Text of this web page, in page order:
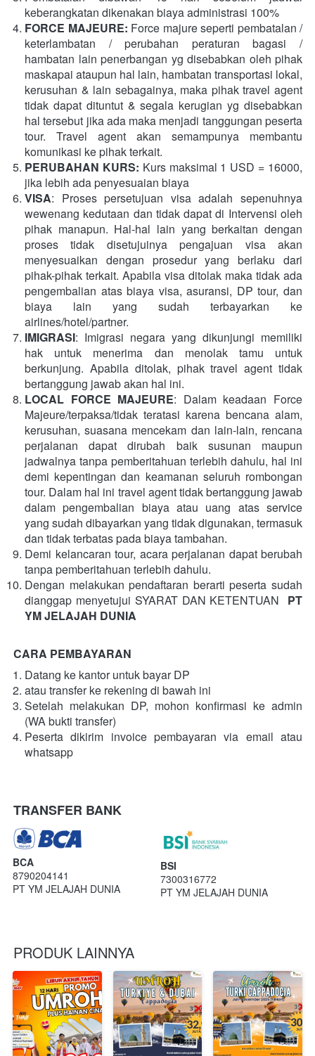
keberangkatan dikenakan biaya administrasi 100%
FORCE MAJEURE: Force majure seperti pembatalan /
keterlambatan / perubahan peraturan bagasi /
hambatan lain penerbangan yg disebabkan oleh pihak
maskapai ataupun hal lain, hambatan transportasi lokal,
kerusuhan & lain sebagainya, maka pihak travel agent
tidak dapat dituntut & segala kerugian yg disebabkan
hal tersebut jika ada maka menjadi tanggungan peserta
tour. Travel agent akan semampunya membantu
komunikasi ke pihak terkait.
PERUBAHAN KURS: Kurs maksimal 1 USD = 16000,
jika lebih ada penyesuaian biaya
VISA: Proses persetujuan visa adalah sepenuhnya
wewenang kedutaan dan tidak dapat di Intervensi oleh
pihak manapun. Hal-hal lain yang berkaitan dengan
proses tidak disetujuinya pengajuan visa akan
menyesuaikan dengan prosedur yang berlaku dari
pihak-pihak terkait. Apabila visa ditolak maka tidak ada
pengembalian atas biaya visa, asuransi, DP tour, dan
biaya lain yang sudah terbayarkan ke
airlines/hotel/partner.
IMIGRASI: Imigrasi negara yang dikunjungi memiliki
hak untuk menerima dan menolak tamu untuk
berkunjung. Apabila ditolak, pihak travel agent tidak
bertanggung jawab akan hal ini.
LOCAL FORCE MAJEURE: Dalam keadaan Force
Majeure/terpaksa/tidak teratasi karena bencana alam,
kerusuhan, suasana mencekam dan lain-lain, rencana
perjalanan dapat dirubah baik susunan maupun
jadwalnya tanpa pemberitahuan terlebih dahulu, hal ini
demi kepentingan dan keamanan seluruh rombongan
tour. Dalam hal ini travel agent tidak bertanggung jawab
dalam pengembalian biaya atau uang atas service
yang sudah dibayarkan yang tidak digunakan, termasuk
dan tidak terbatas pada biaya tambahan.
Demi kelancaran tour, acara perjalanan dapat berubah
tanpa pemberitahuan terlebih dahulu.
Dengan melakukan pendaftaran berarti peserta sudah
dianggap menyetujui SYARAT DAN KETENTUAN PT
YM JELAJAH DUNIA
CARA PEMBAYARAN
Datang ke kantor untuk bayar DP
atau transfer ke rekening di bawah ini
Setelah melakukan DP, mohon konfirmasi ke admin
(WA bukti transfer)
Peserta dikirim invoice pembayaran via email atau
whatsapp
TRANSFER BANK
BCA
8790204141
PT YM JELAJAH DUNIA
BSI
7300316772
PT YM JELAJAH DUNIA
PRODUK LAINNYA